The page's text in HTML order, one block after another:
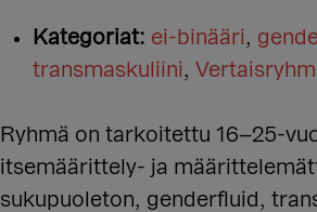
Kategoriat: ei-binääri,
transmaskuliini,
Ryhmä on tarkoitettu 16–25-
itsemäärittely- ja
sukupuoleton, genderfluid,